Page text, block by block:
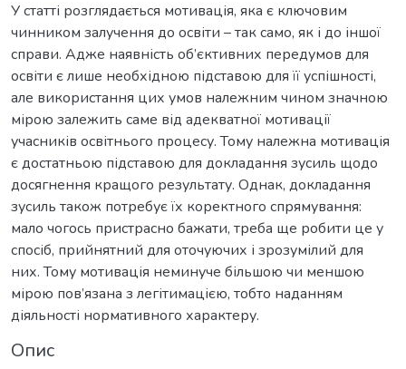
У статті розглядається мотивація, яка є ключовим
чинником залучення до освіти – так само, як і до іншої
справи. Адже наявність об’єктивних передумов для
освіти є лише необхідною підставою для її успішності,
але використання цих умов належним чином значною
мірою залежить саме від адекватної мотивації
учасників освітнього процесу. Тому належна мотивація
є достатньою підставою для докладання зусиль щодо
досягнення кращого результату. Однак, докладання
зусиль також потребує їх коректного спрямування:
мало чогось пристрасно бажати, треба ще робити це у
спосіб, прийнятний для оточуючих і зрозумілий для
них. Тому мотивація неминуче більшою чи меншою
мірою пов’язана з легітимацією, тобто наданням
діяльності нормативного характеру.
Опис